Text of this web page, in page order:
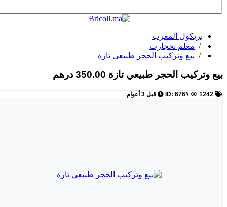
بريكول المغرب
/ معلم تحجارت
/ بيع وتركيب الحجر طبيعي تازة
بيع وتركيب الحجر طبيعي تازة 350.00 درهم
1242 قبل 3 أعوام